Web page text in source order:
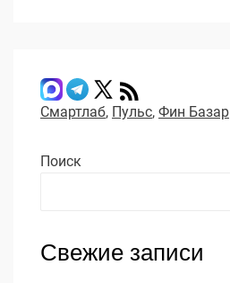
Смартлаб, Пульс, Фин Базар
Поиск
Свежие записи